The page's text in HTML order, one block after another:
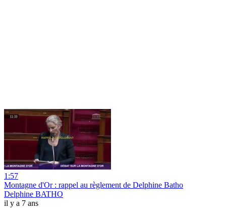
1:57
Montagne d'Or : rappel au règlement de Delphine Batho
Delphine BATHO
il y a 7 ans